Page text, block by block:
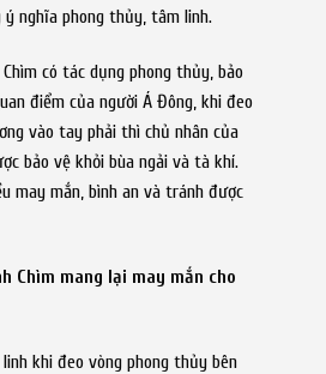
nghĩa phong thủy, tâm linh.
có tác dụng phong thủy, bảo
điểm của người Á Đông, khi đeo
vào tay phải thì chủ nhân của
bảo vệ khỏi bùa ngải và tà khí.
may mắn, bình an và tránh được
Chìm mang lại may mắn cho
khi đeo vòng phong thủy bên